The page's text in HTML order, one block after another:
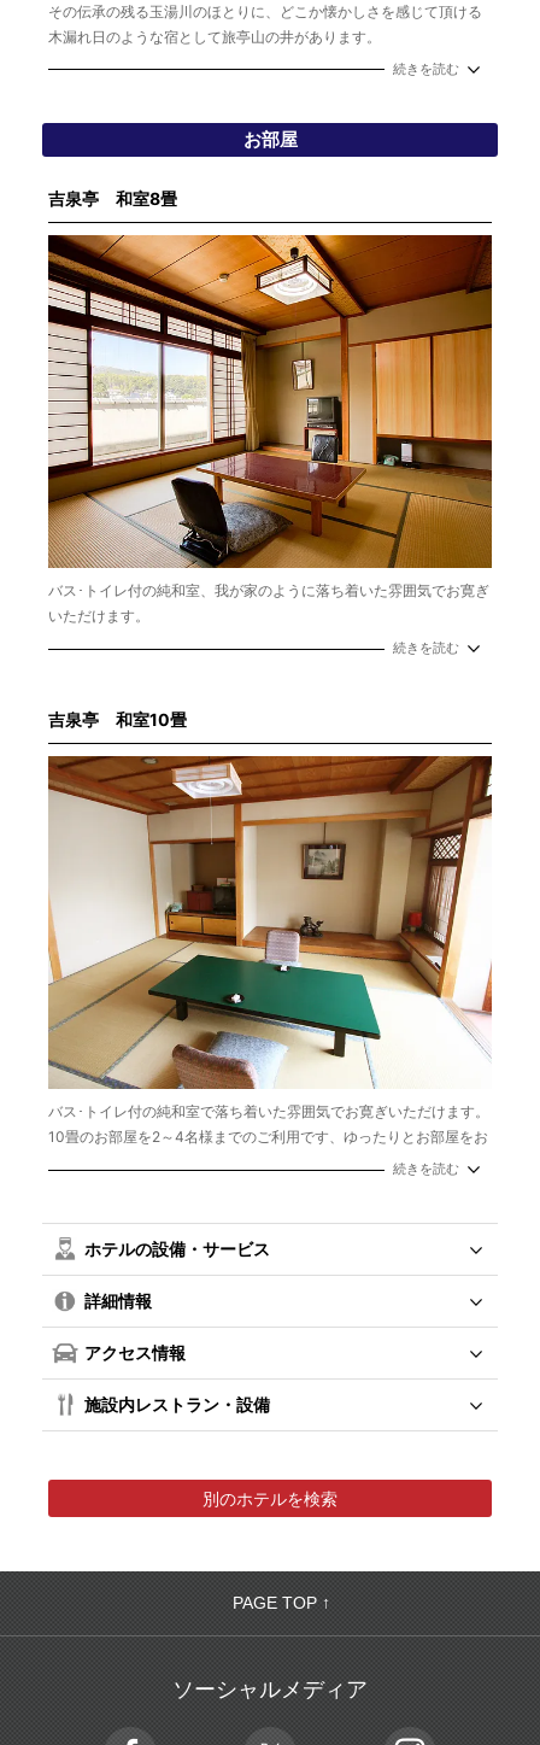
その伝承の残る玉湯川のほとりに、どこか懐かしさを感じて頂ける
木漏れ日のような宿として旅亭山の井があります。
温泉はホテル玄関先の玉湯川の河原にも足湯があるほど間近の源泉
を、料理人が丹精込めてお造りすることを心がけております。
続きを読む
お部屋
吉泉亭 和室8畳
バス･トイレ付の純和室、我が家のように落ち着いた雰囲気でお寛ぎ
いただけます。
続きを読む
吉泉亭 和室10畳
バス･トイレ付の純和室で落ち着いた雰囲気でお寛ぎいただけます。
10畳のお部屋を2～4名様までのご利用です、ゆったりとお部屋をお
布団
続きを読む
ホテルの設備・サービス
詳細情報
アクセス情報
施設内レストラン・設備
別のホテルを検索
PAGE TOP ↑
ソーシャルメディア